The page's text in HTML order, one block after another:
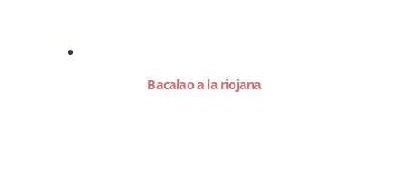
Bacalao a la riojana